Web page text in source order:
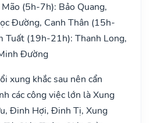
(5h-7h): Bảo Quang,
Đường, Canh Thân (15h-
Tuất (19h-21h): Thanh Long,
Đường
xung khắc sau nên cẩn
các công việc lớn là Xung
Đinh Hợi, Đinh Tị, Xung